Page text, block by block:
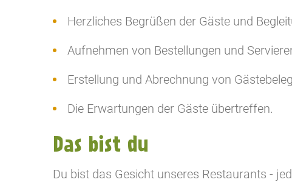
Herzliches Begrüßen der Gäste und
Aufnehmen von Bestellungen und
Erstellung und Abrechnung von
Die Erwartungen der Gäste übertreffen.
Das bist du
Du bist das Gesicht unseres Restaurants -